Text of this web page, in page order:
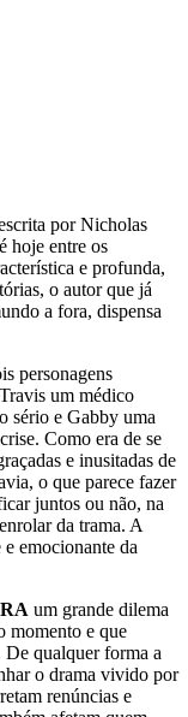
por Nicholas
hoje entre os
e profunda,
o autor que já
a fora, dispensa
personagens
um médico
sério e Gabby uma
Como era de se
e inusitadas de
o que parece fazer
juntos ou não, na
da trama. A
emocionante da
um grande dilema
momento e que
De qualquer forma a
o drama vivido por
renúncias e